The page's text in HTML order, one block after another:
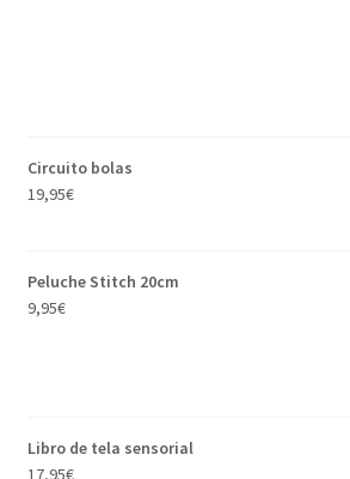
Circuito bolas
19,95€
Peluche Stitch 20cm
9,95€
Libro de tela sensorial
17,95€